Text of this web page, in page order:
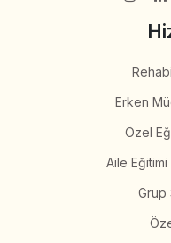
Erken
Özel
Aile Eğitimi
Grup